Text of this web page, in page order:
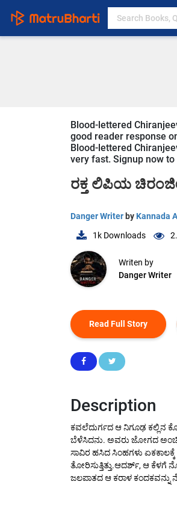
Blood-lettered
good reader response
Blood-lettered
very fast. Signup now
ರಕ್ತ ಲಿಪಿಯ
Danger Writer by Kannada
1k Downloads
Writen by
Danger Writer
Read Full Story
Description
ಕವಲೆದುರ್ಗದ ಆ ನಿಗೂಢ ಕಲ್ಲಿನ
ಬೆಳೆಸಿದನು. ಅವರು ಜೋಗದ ಅಂಚಿಗೆ
ಸಾವಿರ ಹಸಿದ ಸಿಂಹಗಳು ಏಕಕಾಲಕ್ಕೆ
ತೋರಿಸುತ್ತಿತ್ತು.ಆದರ್ಶ್, ಆ ಕೆಳಗೆ
ಜಲಪಾತದ ಆ ಕರಾಳ